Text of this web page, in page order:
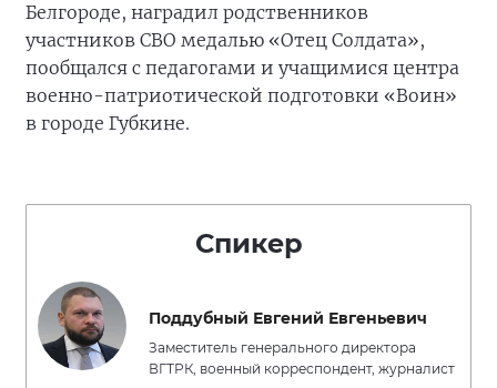
Белгороде, наградил родственников
участников СВО медалью «Отец Солдата»,
пообщался с педагогами и учащимися центра
военно-патриотической подготовки «Воин»
в городе Губкине.
Спикер
Поддубный Евгений Евгеньевич
Заместитель генерального директора
ВГТРК, военный корреспондент, журналист